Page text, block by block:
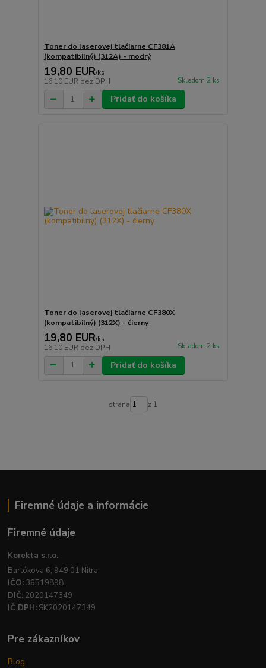
Toner do laserovej tlačiarne CF381A
(kompatibilný) (312A) - modrý
19,80 EUR/ks
16,10 EUR bez DPH Skladom 2 ks
Pridať do košíka
Toner do laserovej tlačiarne CF380X
(kompatibilný) (312X) - čierny
19,80 EUR/ks
16,10 EUR bez DPH Skladom 2 ks
Pridať do košíka
strana z 1
Firemné údaje a informácie
Firemné údaje
Korekta s.r.o.
Bartókova 6, 949 01 Nitra
IČO: 36519898
DIČ: 2020147349
IČ DPH: SK2020147349
Pre zákazníkov
Blog